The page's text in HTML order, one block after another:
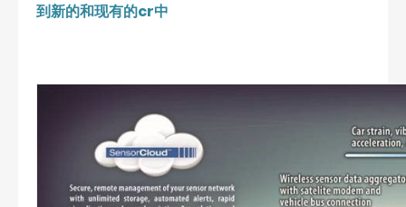
到新的和现有的cr中